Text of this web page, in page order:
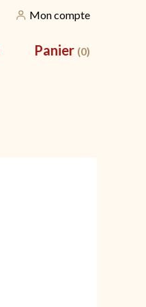
Mon compte
Panier (0)